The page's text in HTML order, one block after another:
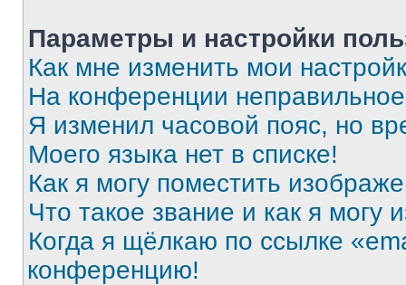
Параметры и настройки
Как мне изменить мои
На конференции
Я изменил часовой пояс, но
Моего языка нет в списке!
Как я могу поместить
Что такое звание и как я могу
Когда я щёлкаю по ссылке
конференцию!